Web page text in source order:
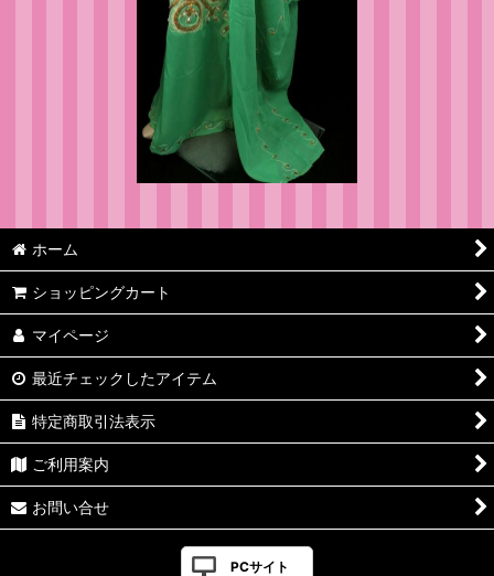
ホーム
ショッピングカート
マイページ
最近チェックしたアイテム
特定商取引法表示
ご利用案内
お問い合せ
PCサイト